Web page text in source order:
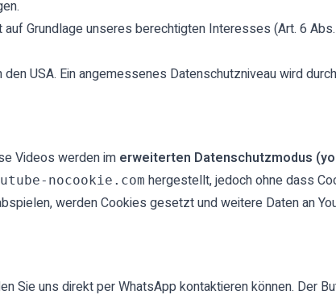
Grundlage unseres berechtigten Interesses (Art. 6
USA. Ein angemessenes Datenschutzniveau wird durch
Videos werden im erweiterten Datenschutzmodus
nocookie.com hergestellt, jedoch ohne dass
werden Cookies gesetzt und weitere Daten an
Sie uns direkt per WhatsApp kontaktieren können. Der